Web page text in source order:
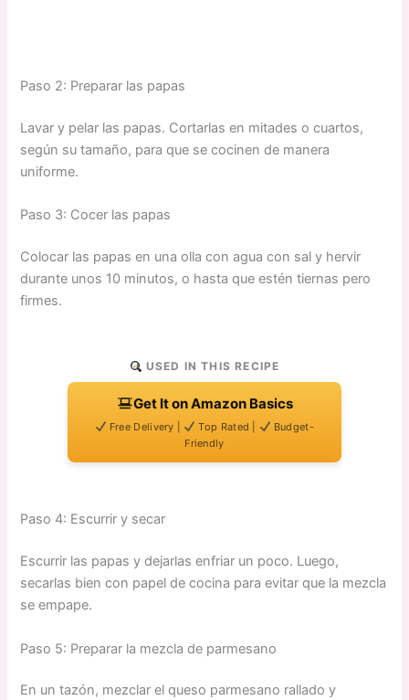
Paso 2: Preparar las papas
Lavar y pelar las papas. Cortarlas en mitades o cuartos,
según su tamaño, para que se cocinen de manera
uniforme.
Paso 3: Cocer las papas
Colocar las papas en una olla con agua con sal y hervir
durante unos 10 minutos, o hasta que estén tiernas pero
firmes.
USED IN THIS RECIPE
Get It on Amazon Basics
Free Delivery | Top Rated |
Budget-
Friendly
Paso 4: Escurrir y secar
Escurrir las papas y dejarlas enfriar un poco. Luego,
secarlas bien con papel de cocina para evitar que la mezcla
se empape.
Paso 5: Preparar la mezcla de parmesano
En un tazón, mezclar el queso parmesano rallado y